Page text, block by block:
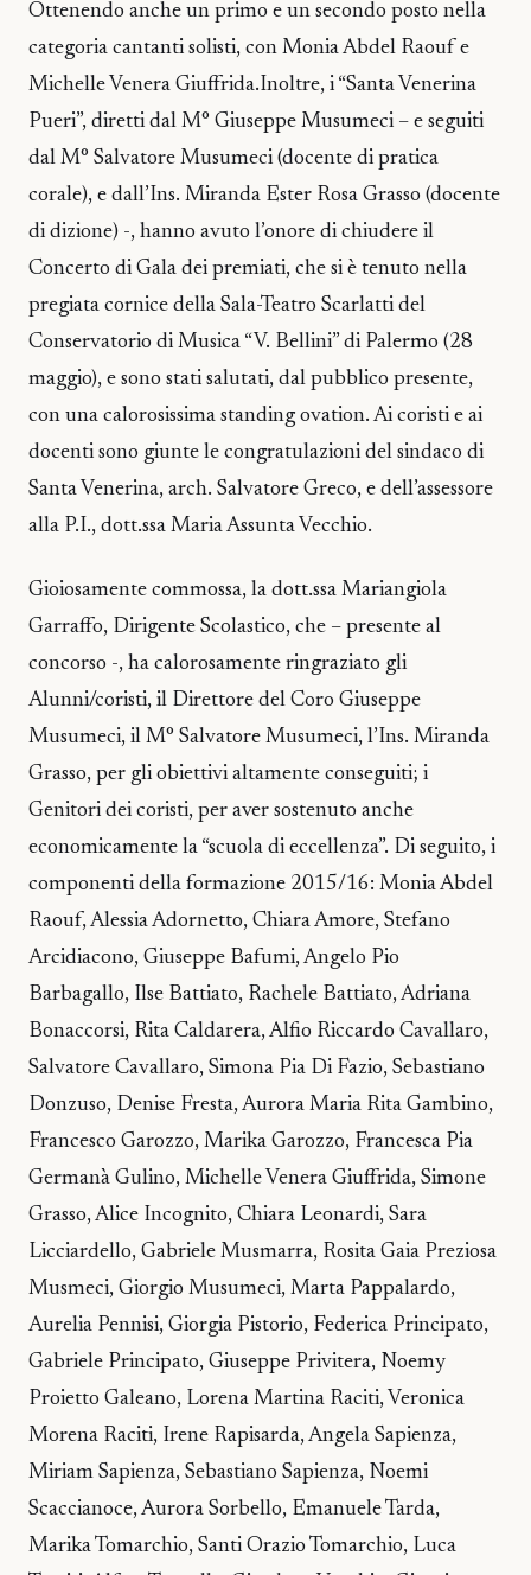
Ottenendo anche un primo e un secondo posto nella
categoria cantanti solisti, con Monia Abdel Raouf e
Michelle Venera Giuffrida.Inoltre, i “Santa Venerina
Pueri”, diretti dal M° Giuseppe Musumeci – e seguiti
dal M° Salvatore Musumeci (docente di pratica
corale), e dall’Ins. Miranda Ester Rosa Grasso (docente
di dizione) -, hanno avuto l’onore di chiudere il
Concerto di Gala dei premiati, che si è tenuto nella
pregiata cornice della Sala-Teatro Scarlatti del
Conservatorio di Musica “V. Bellini” di Palermo (28
maggio), e sono stati salutati, dal pubblico presente,
con una calorosissima standing ovation. Ai coristi e ai
docenti sono giunte le congratulazioni del sindaco di
Santa Venerina, arch. Salvatore Greco, e dell’assessore
alla P.I., dott.ssa Maria Assunta Vecchio.
Gioiosamente commossa, la dott.ssa Mariangiola
Garraffo, Dirigente Scolastico, che – presente al
concorso -, ha calorosamente ringraziato gli
Alunni/coristi, il Direttore del Coro Giuseppe
Musumeci, il M° Salvatore Musumeci, l’Ins. Miranda
Grasso, per gli obiettivi altamente conseguiti; i
Genitori dei coristi, per aver sostenuto anche
economicamente la “scuola di eccellenza”. Di seguito, i
componenti della formazione 2015/16: Monia Abdel
Raouf, Alessia Adornetto, Chiara Amore, Stefano
Arcidiacono, Giuseppe Bafumi, Angelo Pio
Barbagallo, Ilse Battiato, Rachele Battiato, Adriana
Bonaccorsi, Rita Caldarera, Alfio Riccardo Cavallaro,
Salvatore Cavallaro, Simona Pia Di Fazio, Sebastiano
Donzuso, Denise Fresta, Aurora Maria Rita Gambino,
Francesco Garozzo, Marika Garozzo, Francesca Pia
Germanà Gulino, Michelle Venera Giuffrida, Simone
Grasso, Alice Incognito, Chiara Leonardi, Sara
Licciardello, Gabriele Musmarra, Rosita Gaia Preziosa
Musmeci, Giorgio Musumeci, Marta Pappalardo,
Aurelia Pennisi, Giorgia Pistorio, Federica Principato,
Gabriele Principato, Giuseppe Privitera, Noemy
Proietto Galeano, Lorena Martina Raciti, Veronica
Morena Raciti, Irene Rapisarda, Angela Sapienza,
Miriam Sapienza, Sebastiano Sapienza, Noemi
Scaccianoce, Aurora Sorbello, Emanuele Tarda,
Marika Tomarchio, Santi Orazio Tomarchio, Luca